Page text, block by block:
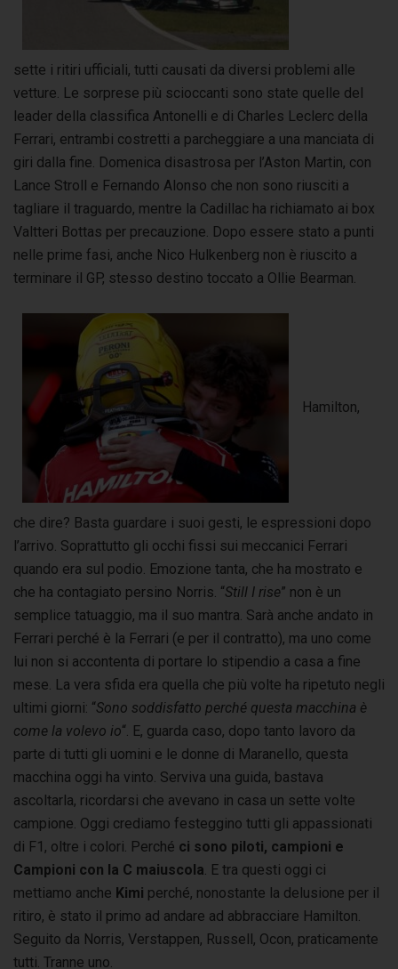
sette i ritiri ufficiali, tutti causati da diversi problemi alle
vetture. Le sorprese più scioccanti sono state quelle del
leader della classifica Antonelli e di Charles Leclerc della
Ferrari, entrambi costretti a parcheggiare a una manciata di
giri dalla fine. Domenica disastrosa per l’Aston Martin, con
Lance Stroll e Fernando Alonso che non sono riusciti a
tagliare il traguardo, mentre la Cadillac ha richiamato ai box
Valtteri Bottas per precauzione. Dopo essere stato a punti
nelle prime fasi, anche Nico Hulkenberg non è riuscito a
terminare il GP, stesso destino toccato a Ollie Bearman.
Hamilton,
che dire? Basta guardare i suoi gesti, le espressioni dopo
l’arrivo. Soprattutto gli occhi fissi sui meccanici Ferrari
quando era sul podio. Emozione tanta, che ha mostrato e
che ha contagiato persino Norris. “Still I rise” non è un
semplice tatuaggio, ma il suo mantra. Sarà anche andato in
Ferrari perché è la Ferrari (e per il contratto), ma uno come
lui non si accontenta di portare lo stipendio a casa a fine
mese. La vera sfida era quella che più volte ha ripetuto negli
ultimi giorni: “Sono soddisfatto perché questa macchina è
come la volevo io“. E, guarda caso, dopo tanto lavoro da
parte di tutti gli uomini e le donne di Maranello, questa
macchina oggi ha vinto. Serviva una guida, bastava
ascoltarla, ricordarsi che avevano in casa un sette volte
campione. Oggi crediamo festeggino tutti gli appassionati
di F1, oltre i colori. Perché ci sono piloti, campioni e
Campioni con la C maiuscola . E tra questi oggi ci
mettiamo anche Kimi perché, nonostante la delusione per il
ritiro, è stato il primo ad andare ad abbracciare Hamilton.
Seguito da Norris, Verstappen, Russell, Ocon, praticamente
tutti. Tranne uno.